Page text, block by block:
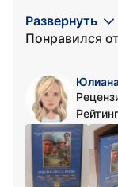
Развернуть
Понравился
Рейтинг